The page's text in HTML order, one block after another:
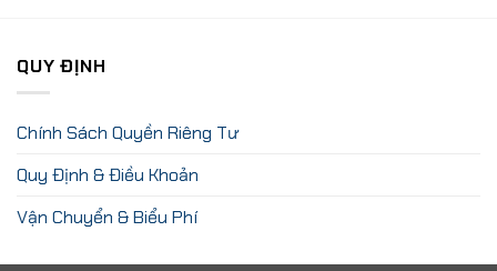
QUY ĐỊNH
Chính Sách Quyền Riêng Tư
Quy Định & Điều Khoản
Vận Chuyển & Biểu Phí